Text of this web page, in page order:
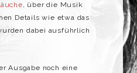
, über die Musik
Details wie etwa das
dabei ausführlich
Ausgabe noch eine